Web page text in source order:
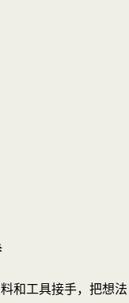
和工具接手，把想法